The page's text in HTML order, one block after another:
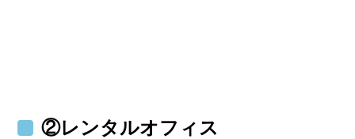
②レンタルオフィス